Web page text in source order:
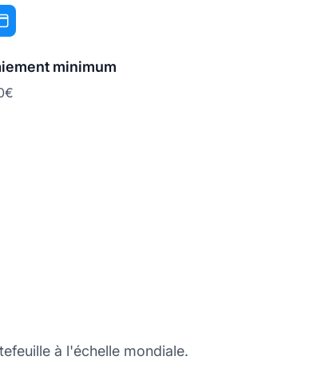
minimum
à l'échelle mondiale.